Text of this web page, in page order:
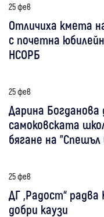
25 фев
Отличиха кмета
с почетна
НСОРБ
25 фев
Дарина Богданова
самоковската
бягане на "Спешъл
25 фев
ДГ „Радост“
добри каузи